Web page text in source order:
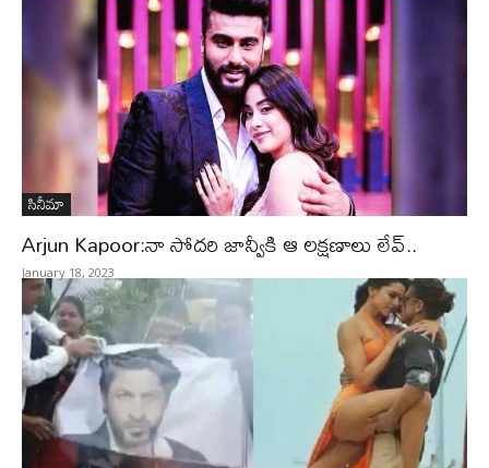
సినీమా
Arjun Kapoor:నా సోదరి జాన్వీకి ఆ లక్షణాలు లేవ్..
January 18, 2023